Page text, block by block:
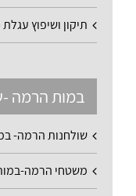
תיקון ושיפוץ
במות הרמה -
שולחנות הרמה-
משטחי הרמה-